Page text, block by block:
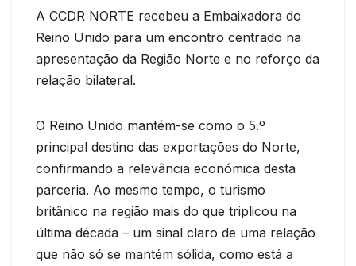
A CCDR NORTE recebeu a Embaixadora do
Reino Unido para um encontro centrado na
apresentação da Região Norte e no reforço da
relação bilateral.
O Reino Unido mantém-se como o 5.º
principal destino das exportações do Norte,
confirmando a relevância económica desta
parceria. Ao mesmo tempo, o turismo
britânico na região mais do que triplicou na
última década – um sinal claro de uma relação
que não só se mantém sólida, como está a